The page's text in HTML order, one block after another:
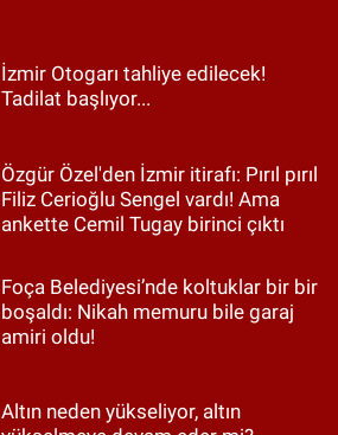
İzmir Otogarı tahliye edilecek!
Tadilat başlıyor...
Özgür Özel'den İzmir itirafı: Pırıl pırıl
Filiz Cerioğlu Sengel vardı! Ama
ankette Cemil Tugay birinci çıktı
Foça Belediyesi’nde koltuklar bir bir
boşaldı: Nikah memuru bile garaj
amiri oldu!
Altın neden yükseliyor, altın